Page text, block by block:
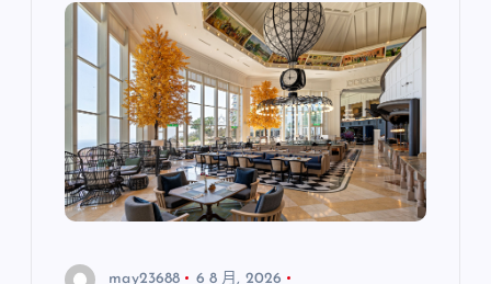
may23688
6 8 月, 2026